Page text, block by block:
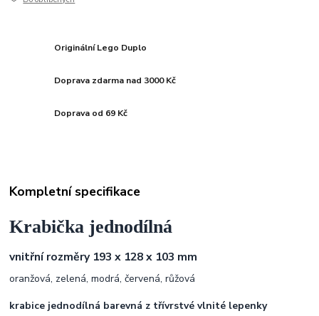
Originální Lego Duplo
Doprava zdarma nad 3000 Kč
Doprava od 69 Kč
Kompletní specifikace
Krabička jednodílná
vnitřní rozměry 193 x 128 x 103 mm
oranžová, zelená, modrá, červená, růžová
krabice jednodílná barevná z třívrstvé vlnité lepenky